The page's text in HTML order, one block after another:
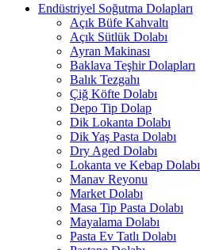
Endüstriyel Soğutma Dolapları
Açık Büfe Kahvaltı
Açık Sütlük Dolabı
Ayran Makinası
Baklava Teşhir Dolapları
Balık Tezgahı
Çiğ Köfte Dolabı
Depo Tip Dolap
Dik Lokanta Dolabı
Dik Yaş Pasta Dolabı
Dry Aged Dolabı
Lokanta ve Kebap Dolabı
Manav Reyonu
Market Dolabı
Masa Tip Pasta Dolabı
Mayalama Dolabı
Pasta Ev Tatlı Dolabı